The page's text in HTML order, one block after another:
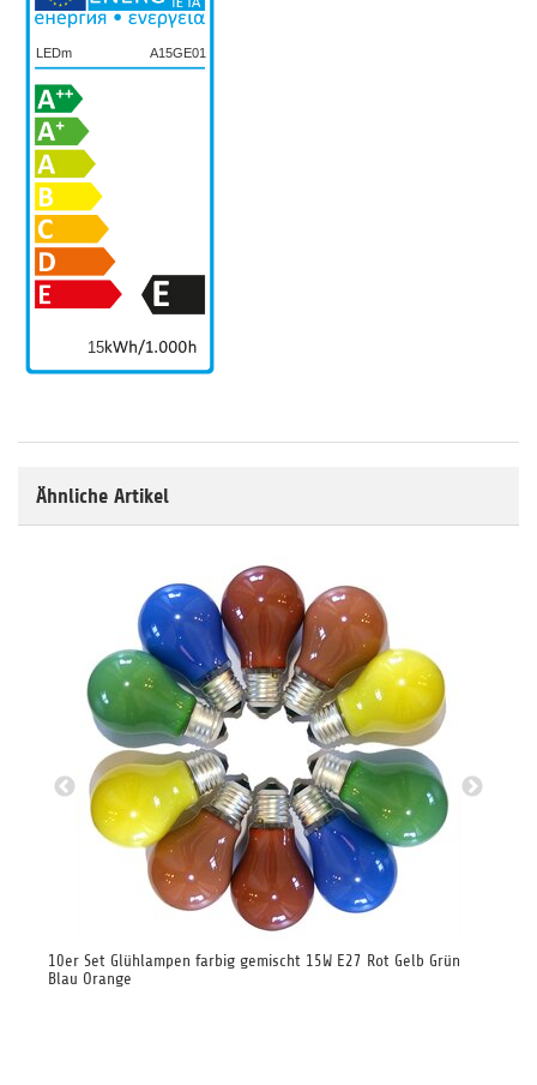
A15GE01
LEDm
15
Ähnliche Artikel
10er Set Glühlampen farbig gemischt 15W E27 Rot Gelb Grün
Blau Orange